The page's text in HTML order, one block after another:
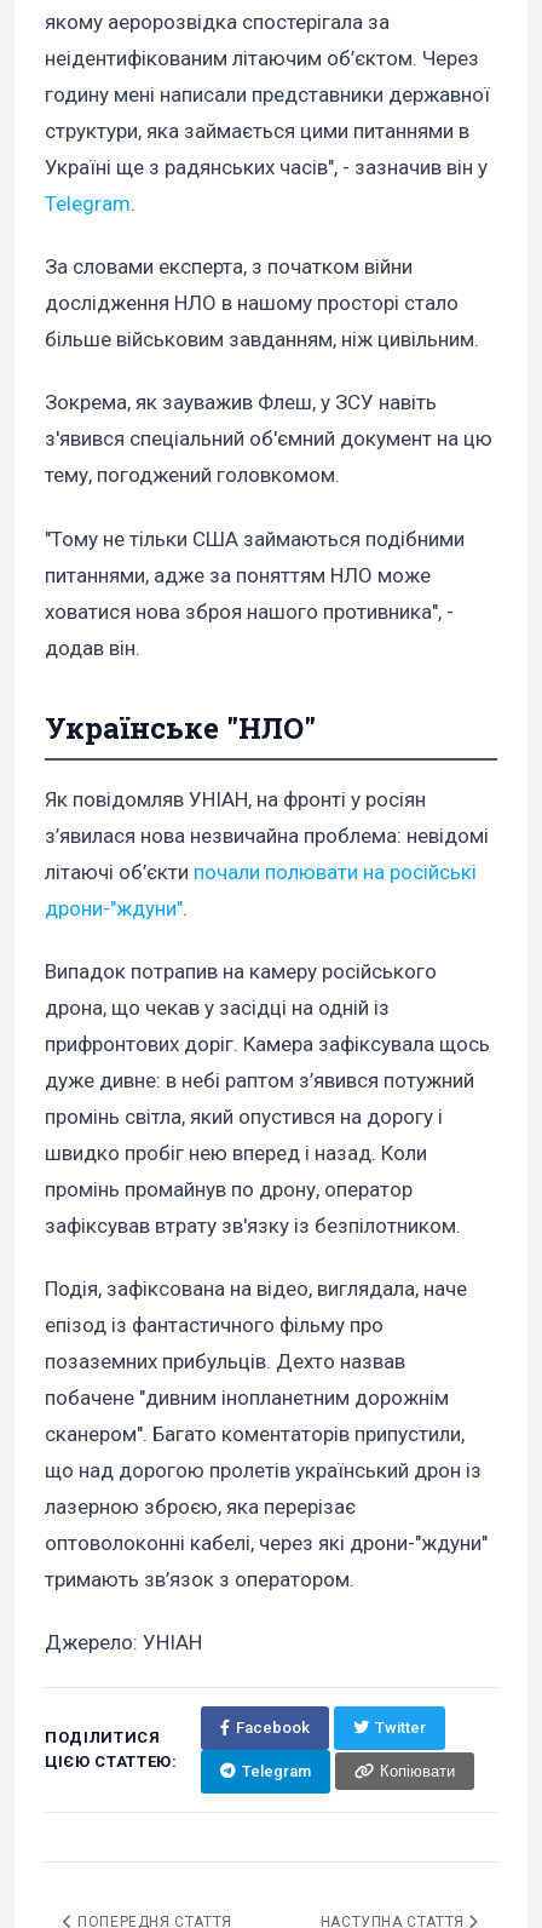
якому аеророзвідка спостерігала за
неідентифікованим літаючим об’єктом. Через
годину мені написали представники державної
структури, яка займається цими питаннями в
Україні ще з радянських часів", - зазначив він у
Telegram.
За словами експерта, з початком війни
дослідження НЛО в нашому просторі стало
більше військовим завданням, ніж цивільним.
Зокрема, як зауважив Флеш, у ЗСУ навіть
з'явився спеціальний об'ємний документ на цю
тему, погоджений головкомом.
"Тому не тільки США займаються подібними
питаннями, адже за поняттям НЛО може
ховатися нова зброя нашого противника", -
додав він.
Українське "НЛО"
Як повідомляв УНІАН, на фронті у росіян
з’явилася нова незвичайна проблема: невідомі
літаючі об’єкти почали полювати на російські
дрони-"ждуни".
Випадок потрапив на камеру російського
дрона, що чекав у засідці на одній із
прифронтових доріг. Камера зафіксувала щось
дуже дивне: в небі раптом з’явився потужний
промінь світла, який опустився на дорогу і
швидко пробіг нею вперед і назад. Коли
промінь промайнув по дрону, оператор
зафіксував втрату зв'язку із безпілотником.
Подія, зафіксована на відео, виглядала, наче
епізод із фантастичного фільму про
позаземних прибульців. Дехто назвав
побачене "дивним інопланетним дорожнім
сканером". Багато коментаторів припустили,
що над дорогою пролетів український дрон із
лазерною зброєю, яка перерізає
оптоволоконні кабелі, через які дрони-"ждуни"
тримають зв’язок з оператором.
Джерело: УНІАН
ПОДІЛИТИСЯ
ЦІЄЮ СТАТТЕЮ:
Facebook Twitter
Telegram Копіювати
ПОПЕРЕДНЯ СТАТТЯ НАСТУПНА СТАТТЯ